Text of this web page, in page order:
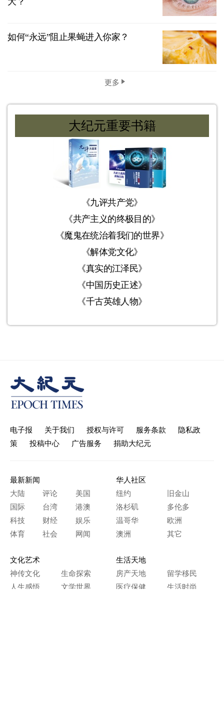
如何“永远”阻止果蝇进入你家？
更多
大纪元重要书籍
《九评共产党》
《共产主义的终极目的》
《魔鬼在统治着我们的世界》
《解体党文化》
《真实的江泽民》
《中国历史正述》
《千古英雄人物》
电子报 关于我们 授权与许可 服务条款
隐私政
策
投稿中心 广告服务 捐助大纪元
最新新闻
大陆
评论
美国
国际
台湾
港澳
科技
财经
娱乐
体育
社会 网闻
华人社区
纽约
旧金山
洛杉矶
多伦多
温哥华
欧洲
澳洲
其它
文化艺术
神传文化
生命探索
人生感悟
文学世界
生活天地
房产天地
留学移民
医疗保健
生活时尚